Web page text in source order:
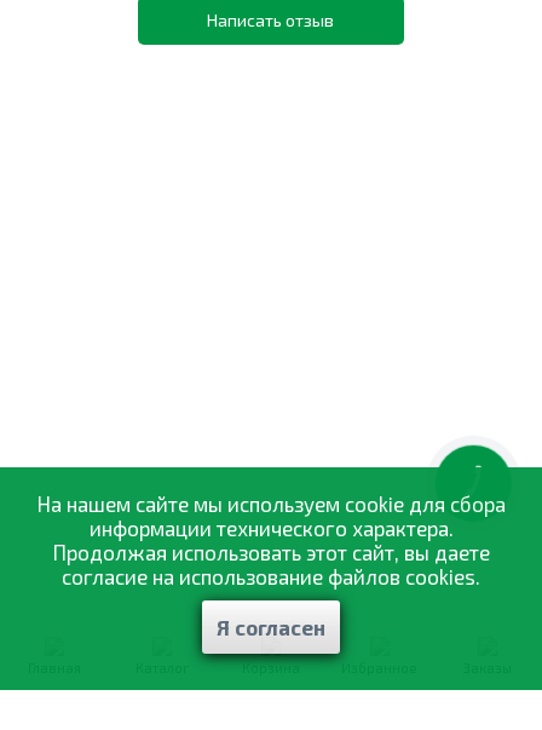
Написать отзыв
Корзина
На нашем сайте мы используем cookie для сбора
информации технического характера.
Продолжая использовать этот сайт, вы даете
согласие на использование файлов cookies.
Я согласен